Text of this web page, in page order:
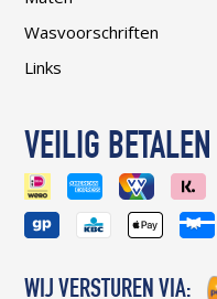
Wasvoorschriften
Links
VEILIG
WIJ VERSTUREN VIA: